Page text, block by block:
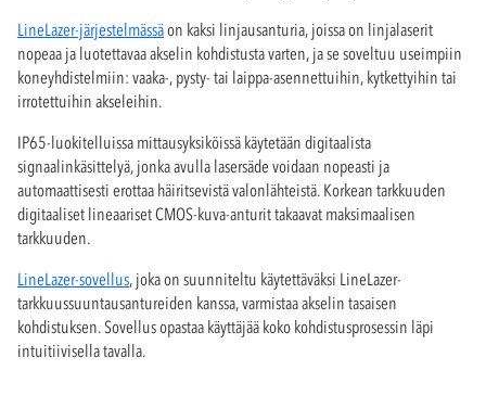
LineLazer-järjestelmässäon kaksi linjausanturia, joissa on linjalaserit
nopeaa ja luotettavaa akselin kohdistusta varten, ja se soveltuu useimpiin
koneyhdistelmiin: vaaka-, pysty- tai laippa-asennettuihin, kytkettyihin tai
irrotettuihin akseleihin.
IP65-luokitelluissa mittausyksiköissä käytetään digitaalista
signaalinkäsittelyä, jonka avulla lasersäde voidaan nopeasti ja
automaattisesti erottaa häiritsevistä valonlähteistä. Korkean tarkkuuden
digitaaliset lineaariset CMOS-kuva-anturit takaavat maksimaalisen
tarkkuuden.
LineLazer-sovellus, joka on suunniteltu käytettäväksi LineLazer-
tarkkuussuuntausantureiden kanssa, varmistaa akselin tasaisen
kohdistuksen. Sovellus opastaa käyttäjää koko kohdistusprosessin läpi
intuitiivisella tavalla.